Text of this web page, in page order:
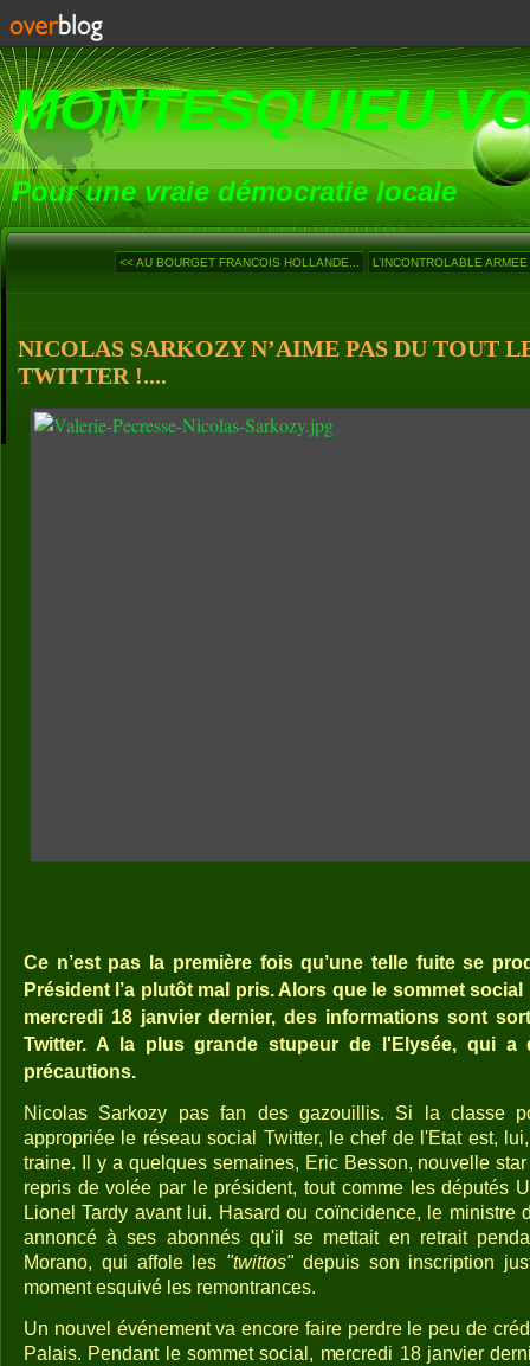
MONTESQUIEU-
Pour une vraie démocratie locale
<< AU BOURGET FRANCOIS HOLLANDE... L’INCONTROLABLE
NICOLAS SARKOZY N’AIME PAS DU TOUT
TWITTER !....
Ce n’est pas la première fois qu’une telle fuite se
Président l’a plutôt mal pris. Alors que le sommet
mercredi 18 janvier dernier, des informations sont
Twitter. A la plus grande stupeur de l'Elysée, qui a
précautions.
Nicolas Sarkozy pas fan des gazouillis. Si la classe
appropriée le réseau social Twitter, le chef de l'Etat est,
traine. Il y a quelques semaines, Eric Besson, nouvelle
repris de volée par le président, tout comme les députés
Lionel Tardy avant lui. Hasard ou coïncidence, le ministre
annoncé à ses abonnés qu'il se mettait en retrait
Morano, qui affole les "twittos"depuis son inscription
moment esquivé les remontrances.
Un nouvel événement va encore faire perdre le peu de
Palais. Pendant le sommet social, mercredi 18 janvier